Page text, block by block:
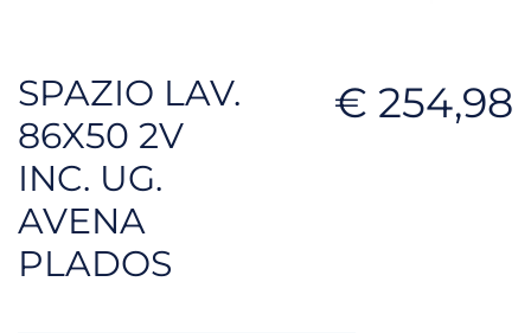
SPAZIO LAV.
86X50 2V
INC. UG.
AVENA
PLADOS
€ 254,98